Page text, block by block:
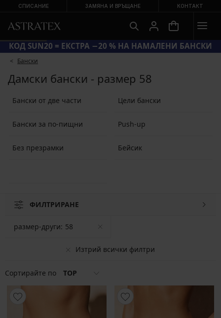
СПИСАНИЕ ЗАМЯНА И ВРЪЩАНЕ КОНТАКТ
КОД SUN20 = ЕКСТРА −20 % НА НАМАЛЕНИ БАНСКИ
Бански
Дамски бански - размер 58
Бански от две части Цели бански
Бански за по-пищни Push-up
Без презрамки Бейсик
ФИЛТРИРАНЕ
Изтрий всички филтри
размер-други: 58
Сортирайте по TOP